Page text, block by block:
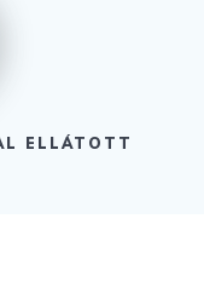
ELLÁTOTT